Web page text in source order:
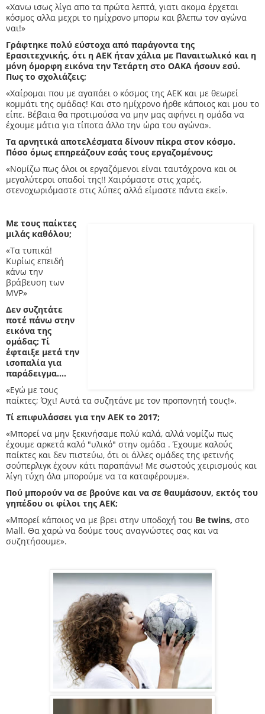
«Χανω ισως λίγα απο τα πρώτα λεπτά, γιατι ακομα έρχεται
κόσμος αλλα μεχρι το ημίχρονο μπορω και βλεπω τον αγώνα
ναι!»
Γράφτηκε πολύ εύστοχα από παράγοντα της
Ερασιτεχνικής, ότι η ΑΕΚ ήταν χάλια με Παναιτωλικό και η
μόνη όμορφη εικόνα την Τετάρτη στο ΟΑΚΑ ήσουν εσύ.
Πως το σχολιάζεις;
«Χαίρομαι που με αγαπάει ο κόσμος της ΑΕΚ και με θεωρεί
κομμάτι της ομάδας! Και στο ημίχρονο ήρθε κάποιος και μου το
είπε. Βέβαια θα προτιμούσα να μην μας αφήνει η ομάδα να
έχουμε μάτια για τίποτα άλλο την ώρα του αγώνα».
Τα αρνητικά αποτελέσματα δίνουν πίκρα στον κόσμο.
Πόσο όμως επηρεάζουν εσάς τους εργαζομένους;
«Νομίζω πως όλοι οι εργαζόμενοι είναι ταυτόχρονα και οι
μεγαλύτεροι οπαδοί της!! Χαιρόμαστε στις χαρές,
στενοχωριόμαστε στις λύπες αλλά είμαστε πάντα εκεί».
Με τους παίκτες
μιλάς καθόλου;
«Τα τυπικά!
Κυρίως επειδή
κάνω την
βράβευση των
MVP»
Δεν συζητάτε
ποτέ πάνω στην
εικόνα της
ομάδας; Τί
έφταιξε μετά την
ισοπαλία για
παράδειγμα....
«Εγώ με τους
παίκτες; Όχι! Αυτά τα συζητάνε με τον προπονητή τους!».
Τί επιφυλάσσει για την ΑΕΚ το 2017;
«Μπορεί να μην ξεκινήσαμε πολύ καλά, αλλά νομίζω πως
έχουμε αρκετά καλό "υλικό" στην ομάδα . Έχουμε καλούς
παίκτες και δεν πιστεύω, ότι οι άλλες ομάδες της φετινής
σούπερλιγκ έχουν κάτι παραπάνω! Με σωστούς χειρισμούς και
λίγη τύχη όλα μπορούμε να τα καταφέρουμε».
Πού μπορούν να σε βρούνε και να σε θαυμάσουν, εκτός του
γηπέδου οι φίλοι της ΑΕΚ;
«Μπορεί κάποιος να με βρει στην υποδοχή του Be twins, στο
Mall. Θα χαρώ να δούμε τους αναγνώστες σας και να
συζητήσουμε».